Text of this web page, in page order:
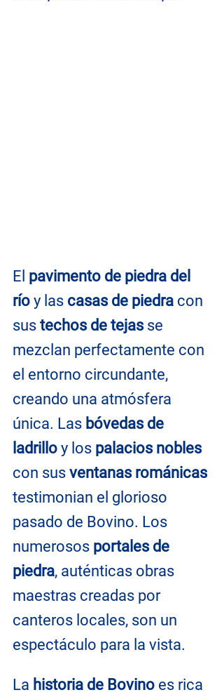
El pavimento de piedra del
río y las casas de piedra con
sus techos de tejas se
mezclan perfectamente con
el entorno circundante,
creando una atmósfera
única. Las bóvedas de
ladrillo y los palacios nobles
con sus ventanas románicas
testimonian el glorioso
pasado de Bovino. Los
numerosos portales de
piedra, auténticas obras
maestras creadas por
canteros locales, son un
espectáculo para la vista.
La historia de Bovino es rica